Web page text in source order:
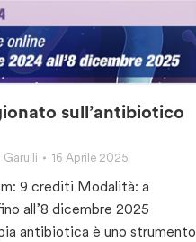
sull’antibiotico
Garulli 16 Aprile 2025
9 crediti Modalità: a
all’8 dicembre 2025
antibiotica è uno strumento